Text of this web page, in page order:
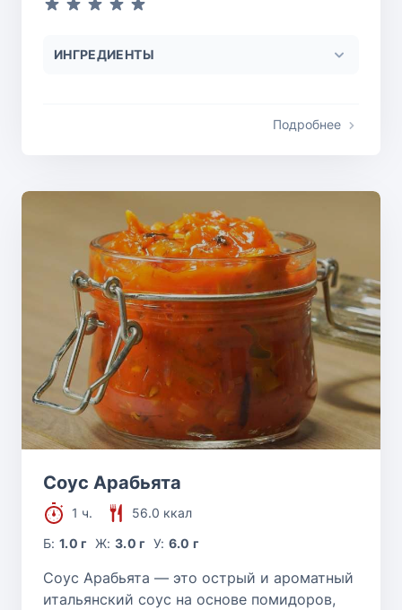
ИНГРЕДИЕНТЫ
Подробнее
Соус Арабьята
1 ч.
56.0 ккал
Б:1.0 г Ж: 3.0 г У: 6.0 г
Соус Арабьята — это острый и ароматный
итальянский соус на основе помидоров,